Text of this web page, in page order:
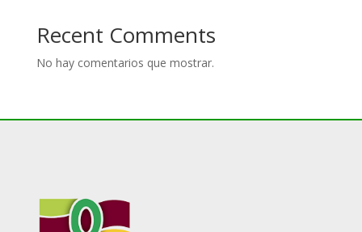
Recent Comments
No hay comentarios que mostrar.